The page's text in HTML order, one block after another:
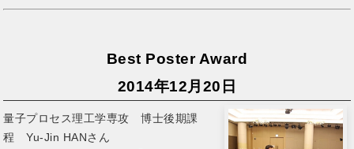
Best Poster Award
2014年12月20日
量子プロセス理工学専攻 博士後期課
程 Yu-Jin HANさん